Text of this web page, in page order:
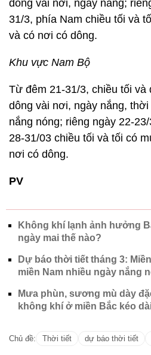
dông vài nơi, ngày nắng;
31/3, phía Nam chiều tối và
và có nơi có dông.
Khu vực Nam Bộ
Từ đêm 21-31/3, chiều tối và
dông vài nơi, ngày nắng,
nắng nóng; riêng ngày 22-
28-31/03 chiều tối và tối có
nơi có dông.
PV
Không khí lạnh ảnh hưởng
ngày mai thế nào?
Dự báo thời tiết tháng 3:
miền Nam nhiều ngày nắng
Mưa phùn, sương mù dày
không khí ở miền Bắc kéo
Chủ đề: Thời tiết dự báo thời tiết